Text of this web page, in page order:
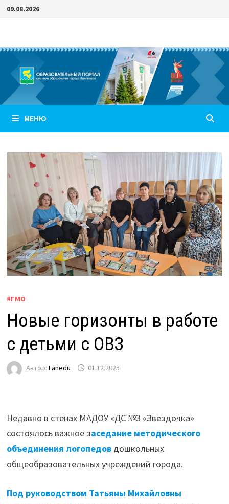
Перейти
09.08.2026
МЕНЮ
#ГМО
Новые горизонты в работе
с детьми с ОВЗ
Автор: Lanedu 01.12.2025
Недавно в стенах МАДОУ «ДС №3 «Звездочка»
состоялось важное заседание методического
объединения логопедовдошкольных
общеобразовательных учреждений города.
Под руководством Татьяны Михайловны